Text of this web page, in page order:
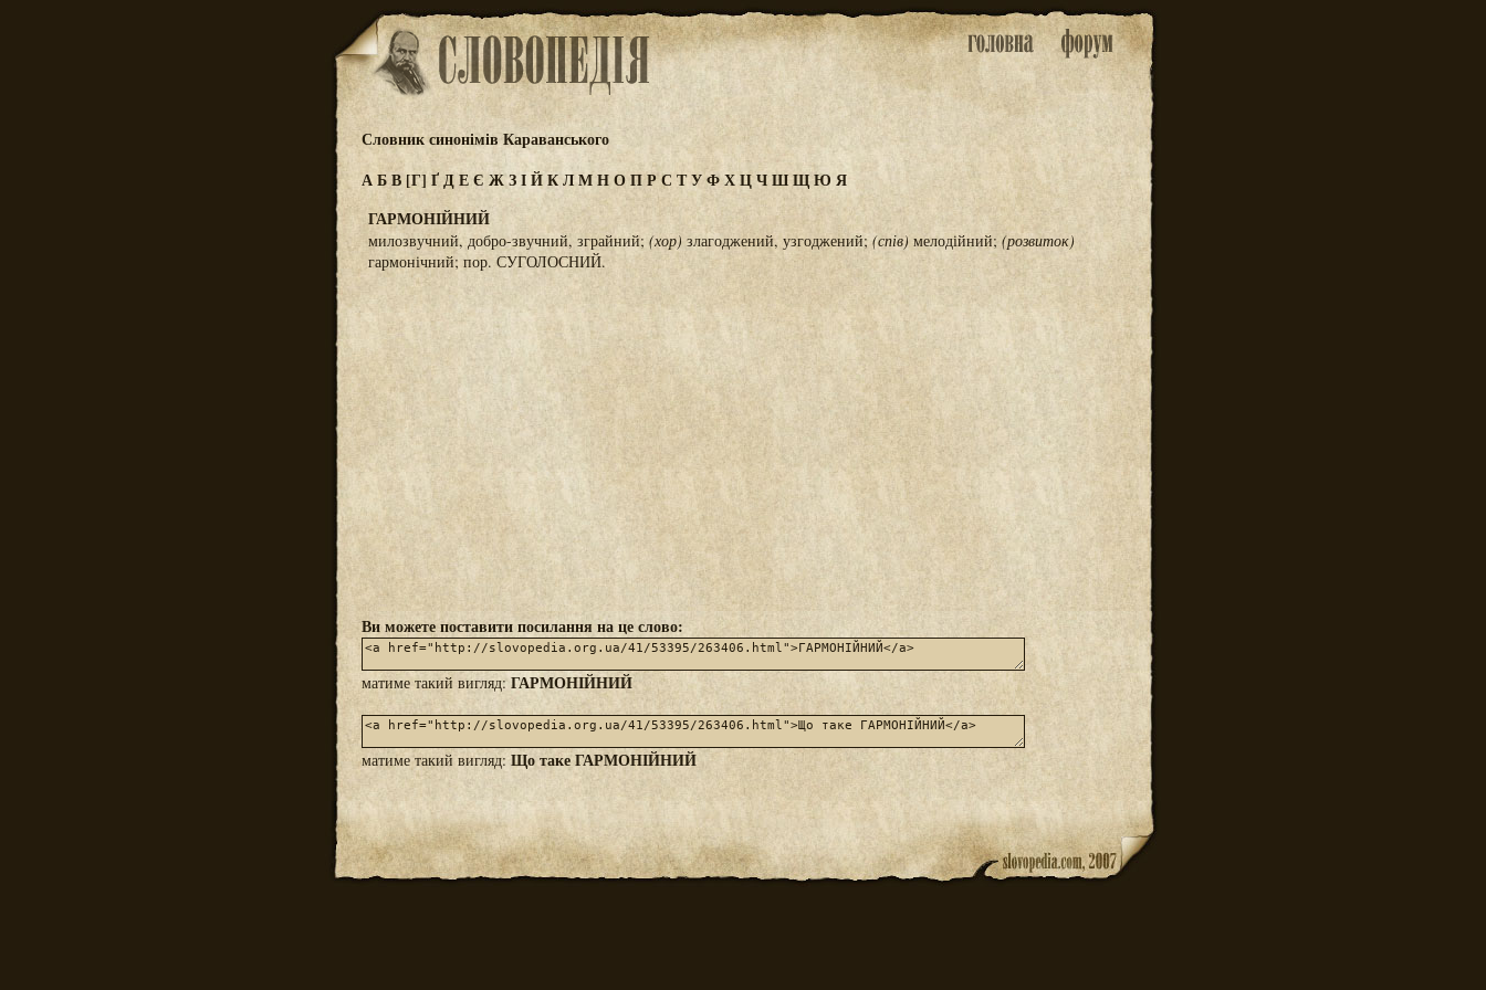
Словник синонімів Караванського
АБВ[Г] ҐДЕЄ ЖЗІЙКЛМНОПРС ТУФХЦЧШЩЮ Я
ГАРМОНІЙНИЙ
милозвучний, добро-звучний, зграйний; (хор) злагоджений, узгоджений; (спів) мелодійний; (розвиток)
гармонічний; пор. СУГОЛОСНИЙ.
Ви можете поставити посилання на це слово:
матиме такий вигляд:ГАРМОНІЙНИЙ
матиме такий вигляд: Що таке ГАРМОНІЙНИЙ